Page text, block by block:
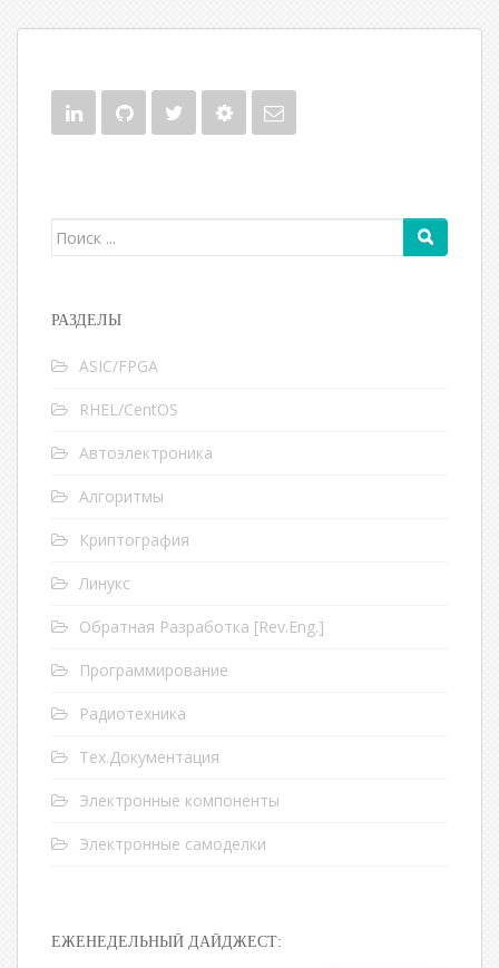
Поиск для:
РАЗДЕЛЫ
ASIC/FPGA
RHEL/CentOS
Автоэлектроника
Алгоритмы
Криптография
Линукс
Обратная Разработка [Rev.Eng.]
Программирование
Радиотехника
Тех.Документация
Электронные компоненты
Электронные самоделки
ЕЖЕНЕДЕЛЬНЫЙ ДАЙДЖЕСТ: